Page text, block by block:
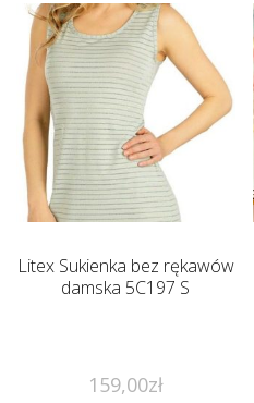
Litex Sukienka bez rękawów
damska 5C197 S
159,00zł